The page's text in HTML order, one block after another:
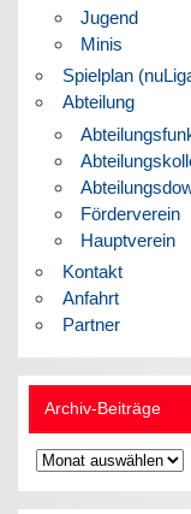
Jugend
Minis
Spielplan
Abteilung
Förderverein
Hauptverein
Kontakt
Anfahrt
Partner
Archiv-Beiträge
Archiv-
Beiträge